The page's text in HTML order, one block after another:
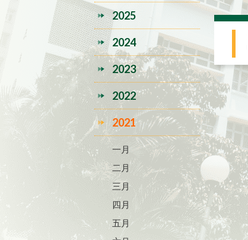
2025
2024
2023
2022
2021
一月
二月
三月
四月
五月